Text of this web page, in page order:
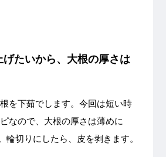
たいから、大根の厚さは
根を下茹でします。今回は短い時
なので、大根の厚さは薄めに
輪切りにしたら、皮を剥きます。